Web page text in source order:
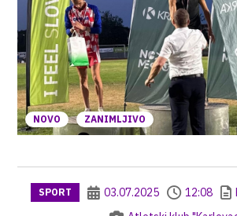
NOVO ZANIMLJIVO
SPORT 03.07.2025 12:08